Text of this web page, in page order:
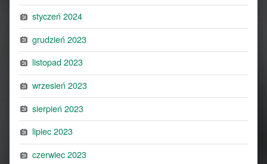
styczeń 2024
grudzień 2023
listopad 2023
wrzesień 2023
sierpień 2023
lipiec 2023
czerwiec 2023